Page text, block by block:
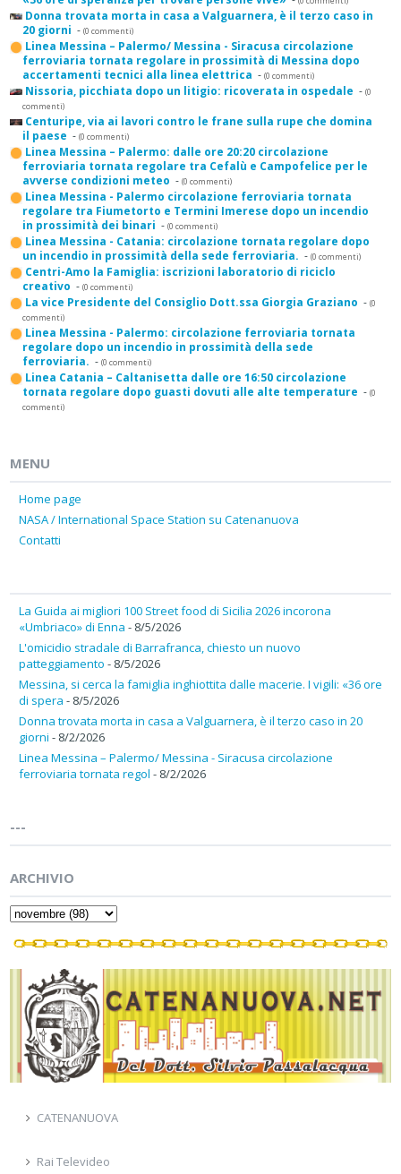
Donna trovata morta in casa a Valguarnera, è il terzo caso in
20 giorni - (0 commenti)
Linea Messina – Palermo/ Messina - Siracusa circolazione
ferroviaria tornata regolare in prossimità di Messina dopo
accertamenti tecnici alla linea elettrica - (0 commenti)
Nissoria, picchiata dopo un litigio: ricoverata in ospedale - (0
commenti)
Centuripe, via ai lavori contro le frane sulla rupe che domina
il paese - (0 commenti)
Linea Messina – Palermo: dalle ore 20:20 circolazione
ferroviaria tornata regolare tra Cefalù e Campofelice per le
avverse condizioni meteo - (0 commenti)
Linea Messina - Palermo circolazione ferroviaria tornata
regolare tra Fiumetorto e Termini Imerese dopo un incendio
in prossimità dei binari - (0 commenti)
Linea Messina - Catania: circolazione tornata regolare dopo
un incendio in prossimità della sede ferroviaria. - (0 commenti)
Centri-Amo la Famiglia: iscrizioni laboratorio di riciclo
creativo - (0 commenti)
La vice Presidente del Consiglio Dott.ssa Giorgia Graziano - (0
commenti)
Linea Messina - Palermo: circolazione ferroviaria tornata
regolare dopo un incendio in prossimità della sede
ferroviaria. - (0 commenti)
Linea Catania – Caltanisetta dalle ore 16:50 circolazione
tornata regolare dopo guasti dovuti alle alte temperature - (0
commenti)
MENU
Home page
NASA / International Space Station su Catenanuova
Contatti
La Guida ai migliori 100 Street food di Sicilia 2026 incorona
«Umbriaco» di Enna - 8/5/2026
L'omicidio stradale di Barrafranca, chiesto un nuovo
patteggiamento - 8/5/2026
Messina, si cerca la famiglia inghiottita dalle macerie. I vigili: «36 ore
di spera - 8/5/2026
Donna trovata morta in casa a Valguarnera, è il terzo caso in 20
giorni - 8/2/2026
Linea Messina – Palermo/ Messina - Siracusa circolazione
ferroviaria tornata regol - 8/2/2026
---
ARCHIVIO
CATENANUOVA
Rai Televideo